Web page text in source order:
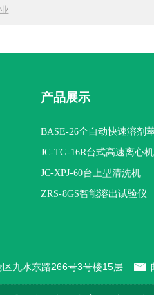
产品展示
BASE-26全自动快速溶剂
JC-TG-16R台式高速离心机
JC-XPJ-60台上型清洗机
ZRS-8GS智能溶出试验仪
九水东路266号3号楼15层